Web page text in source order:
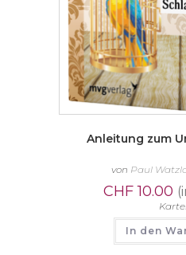
Anleitung zum
von Paul
CHF10.00
In den